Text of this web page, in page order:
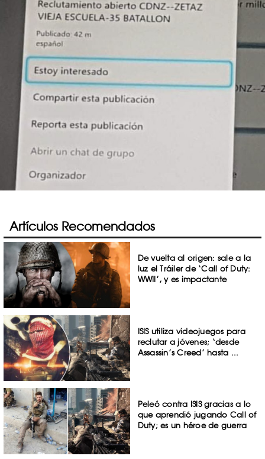
Artículos Recomendados
De vuelta al origen: sale a la
luz el Tráiler de ‘Call of Duty:
WWII’, y es impactante
ISIS utiliza videojuegos para
reclutar a jóvenes; ‘desde
Assassin’s Creed’ hasta ...
Peleó contra ISIS gracias a lo
que aprendió jugando Call of
Duty; es un héroe de guerra